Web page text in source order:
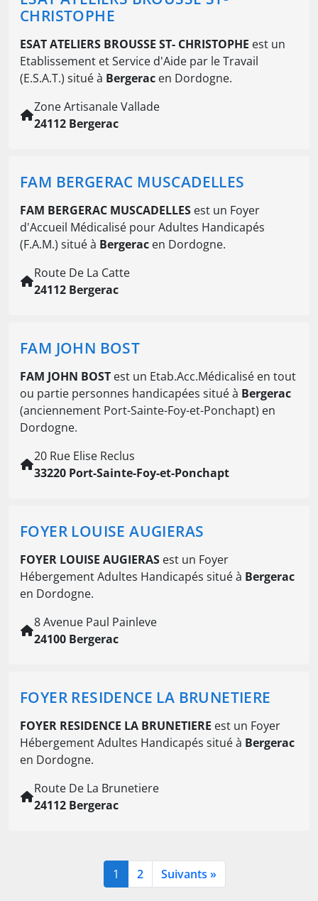
CHRISTOPHE
ESAT ATELIERS BROUSSE ST- CHRISTOPHE est un
Etablissement et Service d'Aide par le Travail
(E.S.A.T.) situé à Bergerac en Dordogne.
Zone Artisanale Vallade
24112 Bergerac
FAM BERGERAC MUSCADELLES
FAM BERGERAC MUSCADELLES est un Foyer
d'Accueil Médicalisé pour Adultes Handicapés
(F.A.M.) situé à Bergerac en Dordogne.
Route De La Catte
24112 Bergerac
FAM JOHN BOST
FAM JOHN BOST est un Etab.Acc.Médicalisé en tout
ou partie personnes handicapées situé à Bergerac
(anciennement Port-Sainte-Foy-et-Ponchapt) en
Dordogne.
20 Rue Elise Reclus
33220 Port-Sainte-Foy-et-Ponchapt
FOYER LOUISE AUGIERAS
FOYER LOUISE AUGIERAS est un Foyer
Hébergement Adultes Handicapés situé à Bergerac
en Dordogne.
8 Avenue Paul Painleve
24100 Bergerac
FOYER RESIDENCE LA BRUNETIERE
FOYER RESIDENCE LA BRUNETIERE est un Foyer
Hébergement Adultes Handicapés situé à Bergerac
en Dordogne.
Route De La Brunetiere
24112 Bergerac
1 2 Suivants »